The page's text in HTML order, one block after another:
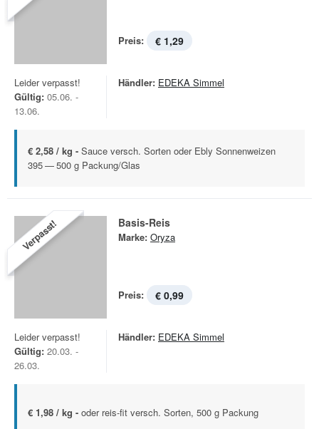
Preis: € 1,29
Leider verpasst!
Gültig: 05.06. -
13.06.
Händler: EDEKA Simmel
€ 2,58 / kg - Sauce versch. Sorten oder Ebly Sonnenweizen
395 — 500 g Packung/Glas
Verpasst! Basis-Reis
Marke: Oryza
Preis: € 0,99
Leider verpasst!
Gültig: 20.03. -
26.03.
Händler: EDEKA Simmel
€ 1,98 / kg - oder reis-fit versch. Sorten, 500 g Packung